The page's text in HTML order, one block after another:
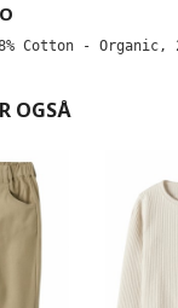
Cotton - Organic,
OGSÅ